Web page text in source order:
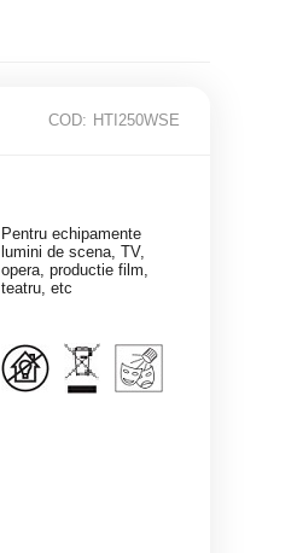
COD: HTI250WSE
Pentru echipamente
lumini de scena, TV,
opera, productie film,
teatru, etc